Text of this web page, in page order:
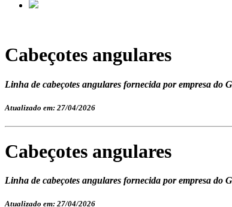
Cabeçotes angulares
Linha de cabeçotes angulares fornecida por empresa do
Atualizado em: 27/04/2026
Cabeçotes angulares
Linha de cabeçotes angulares fornecida por empresa do
Atualizado em: 27/04/2026